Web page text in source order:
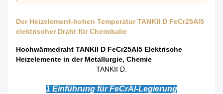
Der Heizelement-hohen Temperatur TANKII D FeCr25Al5
elektrischer Draht für Chemikalie
Hochwärmedraht TANKII D FeCr25Al5 Elektrische
Heizelemente in der Metallurgie, Chemie
TANKII D.
1 Einführung für FeCrAl-Legierung